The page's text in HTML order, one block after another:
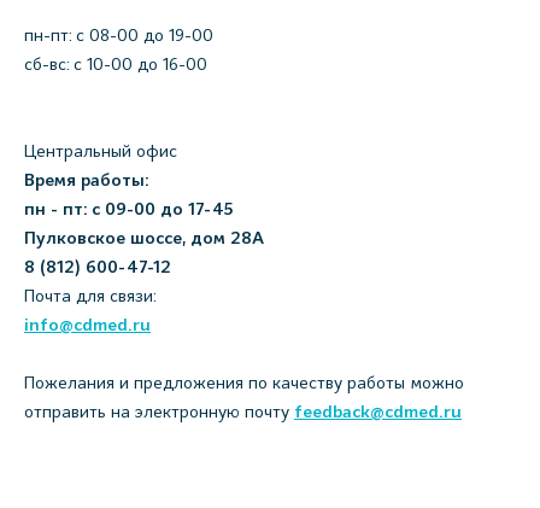
пн-пт: c 08-00 до 19-00
сб-вс: с 10-00 до 16-00
Центральный офис
Время работы:
пн - пт: с 09-00 до 17-45
Пулковское шоссе, дом 28А
8 (812) 600-47-12
Почта для связи:
info@cdmed.ru
Пожелания и предложения по качеству работы можно
отправить на электронную почту feedback@cdmed.ru